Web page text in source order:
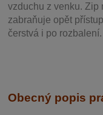
vzduchu z venku. Zip
zabraňuje opět
čerstvá i po rozbalení.
Obecný popis